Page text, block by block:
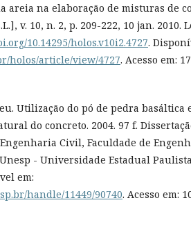
areia na elaboração de misturas de
v. 10, n. 2, p. 209-222, 10 jan. 2010.
10.14295/holos.v10i2.4727.
holos/article/view/4727. Acesso em:
Utilização do pó de pedra basáltica
do concreto. 2004. 97 f.
Civil, Faculdade de
- Universidade Estadual
em:
handle/11449/90740. Acesso em: